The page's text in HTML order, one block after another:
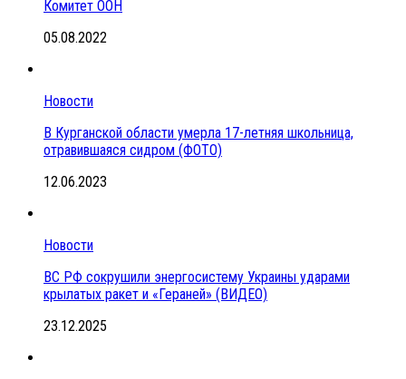
Комитет ООН
05.08.2022
Новости
В Курганской области умерла 17-летняя школьница,
отравившаяся сидром (ФОТО)
12.06.2023
Новости
ВС РФ сокрушили энергосистему Украины ударами
крылатых ракет и «Гераней» (ВИДЕО)
23.12.2025